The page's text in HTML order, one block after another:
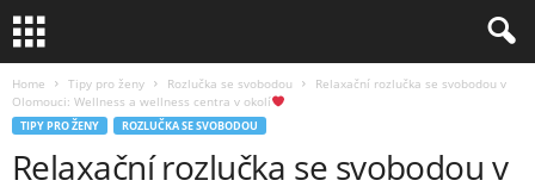
Home Tipy pro ženy Rozlučka se svobodou
Relaxační rozlučka se svobodou v
Olomouci: Wellness a wellness centra v okolí
TIPY PRO ŽENY ROZLUČKA SE SVOBODOU
Relaxační rozlučka se svobodou v